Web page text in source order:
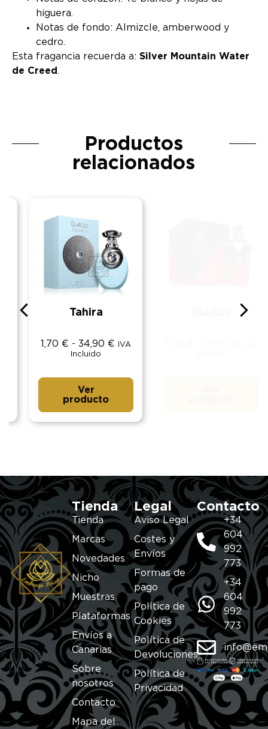
higuera.
Notas de fondo: Almizcle, amberwood y
cedro.
Esta fragancia recuerda a: Silver Mountain Water
de Creed .
Productos
relacionados
Tahira
1,70€ - 34,90€ IVA
Incluido
Ver
producto
Tienda
Tienda
Marcas
Novedades
Nicho
Muestras
Plataformas
Envíos a
Canarias
Sobre
nosotros
Contacto
Mapa del
Legal
Aviso Legal
Costes y
Envíos
Formas de
pago
Política de
Cookies
Política de
Devoluciones
Política de
Privacidad
Contacto
+34
604
992
773
+34
604
992
773